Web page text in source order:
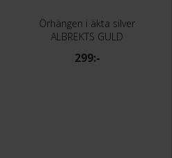
Örhängen i äkta silver
ALBREKTS GULD
299:-